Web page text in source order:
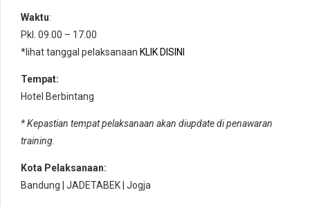
Waktu:
Pkl. 09.00 – 17.00
*lihat tanggal pelaksanaan KLIK DISINI
Tempat:
Hotel Berbintang
* Kepastian tempat pelaksanaan akan diupdate di penawaran
training.
Kota Pelaksanaan:
Bandung | JADETABEK | Jogja